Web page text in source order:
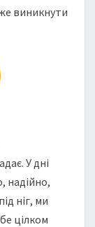
виникнути
У дні
надійно,
ніг, ми
цілком